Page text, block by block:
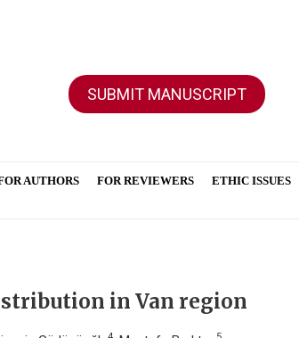
SUBMIT MANUSCRIPT
AUTHORS FOR REVIEWERS ETHIC ISSUES
in Van region